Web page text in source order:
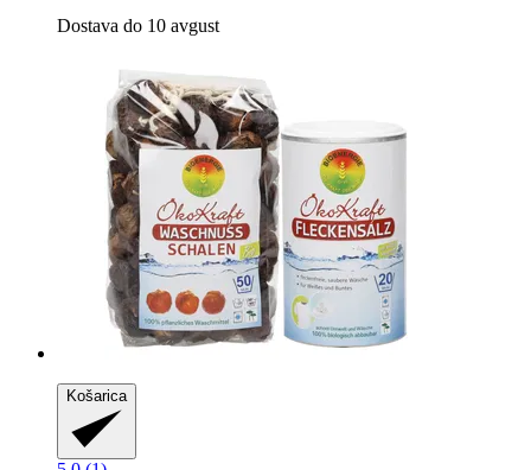
Dostava do 10 avgust
Košarica